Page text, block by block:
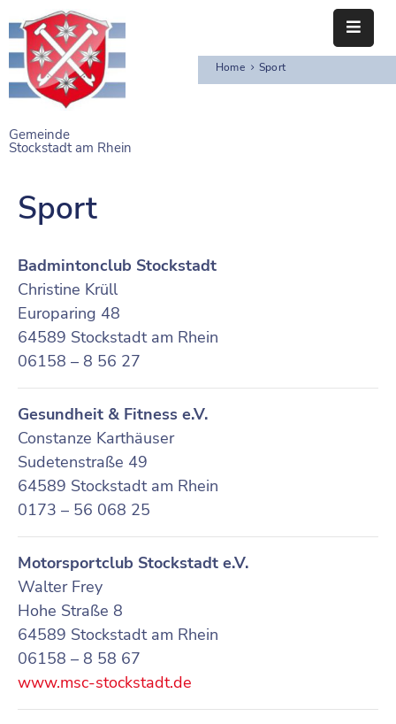
Gemeinde
Stockstadt am Rhein
STARTSEITE
BÜRGERSERVICE
EINRICHTUNGEN
FREIZEITEINRICHTUNGEN
VEREINE
Home Sport
Sport
Badmintonclub Stockstadt
Christine Krüll
Europaring 48
64589 Stockstadt am Rhein
06158 – 8 56 27
Gesundheit & Fitness e.V.
Constanze Karthäuser
Sudetenstraße 49
64589 Stockstadt am Rhein
0173 – 56 068 25
Motorsportclub Stockstadt e.V.
Walter Frey
Hohe Straße 8
64589 Stockstadt am Rhein
06158 – 8 58 67
www.msc-stockstadt.de